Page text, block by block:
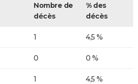
Nombre de
décès
% des
décès
1 4,5 %
0 0 %
1 4,5 %